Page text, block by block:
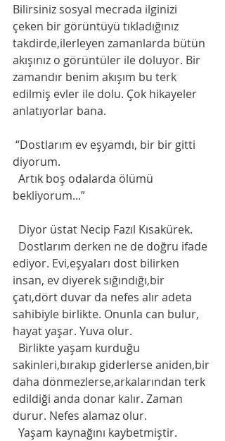
Bilirsiniz sosyal mecrada ilginizi
çeken bir görüntüyü tıkladığınız
takdirde,ilerleyen zamanlarda bütün
akışınız o görüntüler ile doluyor. Bir
zamandır benim akışım bu terk
edilmiş evler ile dolu. Çok hikayeler
anlatıyorlar bana.
diyorum.
bekliyorum...”
  Diyor üstat Necip Fazıl Kısakürek.
ediyor. Evi,eşyaları dost bilirken
insan, ev diyerek sığındığı,bir
çatı,dört duvar da nefes alır adeta
sahibiyle birlikte. Onunla can bulur,
hayat yaşar. Yuva olur.
sakinleri,bırakıp giderlerse aniden,bir
daha dönmezlerse,arkalarından terk
edildiği anda donar kalır. Zaman
durur. Nefes alamaz olur.
  Yaşam kaynağını kaybetmiştir.